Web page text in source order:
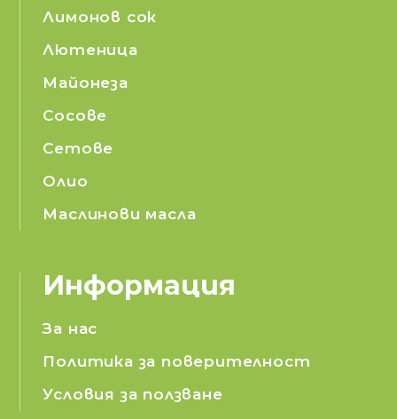
Лимонов сок
Лютеница
Майонеза
Сосове
Сетове
Олио
Маслинови масла
Информация
За нас
Политика за поверителност
Условия за ползване